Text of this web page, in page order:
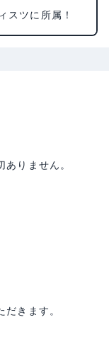
スツに所属！
りません。
きます。